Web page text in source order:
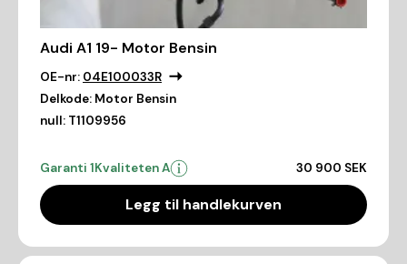
Audi A1 19- Motor Bensin
OE-nr: 04E100033R
Delkode: Motor Bensin
null: T1109956
Garanti 1Kvaliteten A 30 900 SEK
Legg til handlekurven